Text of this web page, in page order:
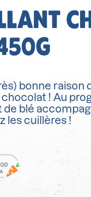
bonne raison
! Au
de blé
les cuillères !